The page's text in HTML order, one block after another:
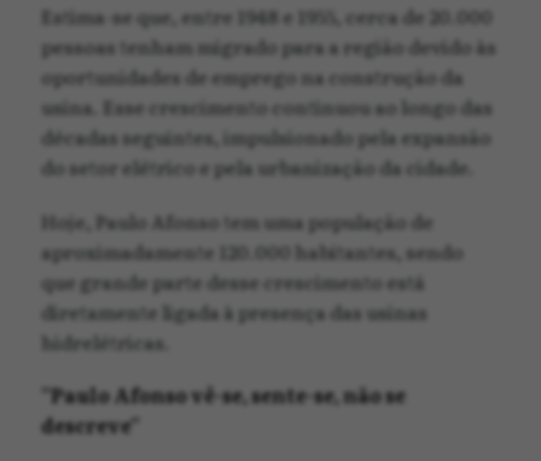
Estima-se que, entre 1948 e 1955, cerca de 20.000
pessoas tenham migrado para a região devido às
oportunidades de emprego na construção da
usina. Esse crescimento continuou ao longo das
décadas seguintes, impulsionado pela expansão
do setor elétrico e pela urbanização da cidade.
Hoje, Paulo Afonso tem uma população de
aproximadamente 120.000 habitantes, sendo
que grande parte desse crescimento está
diretamente ligada à presença das usinas
hidrelétricas.
“Paulo Afonso vê-se, sente-se, não se
descreve”